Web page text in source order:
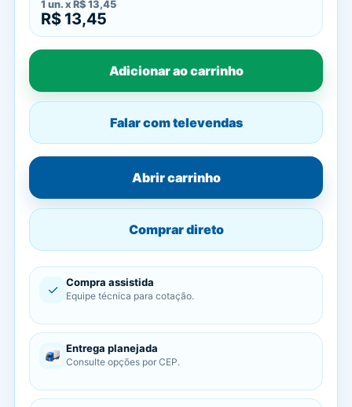
1 un. x R$ 13,45
R$ 13,45
Adicionar ao carrinho
Falar com televendas
Abrir carrinho
Comprar direto
✓ Compra assistida
Equipe técnica para cotação.
Entrega planejada
Consulte opções por CEP.